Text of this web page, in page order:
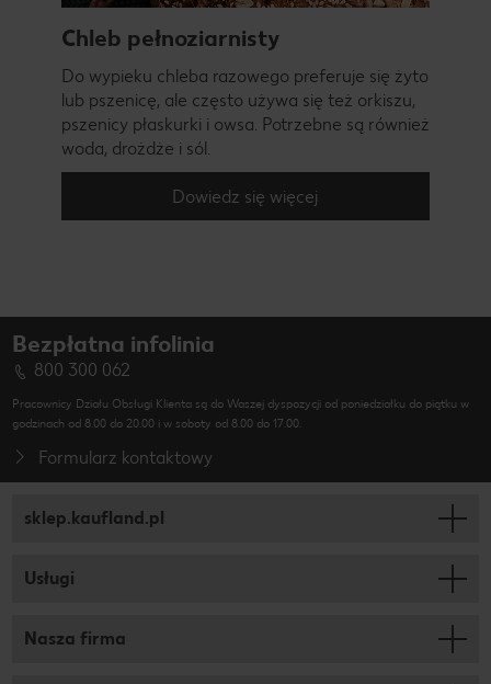
Chleb pełnoziarnisty
Do wypieku chleba razowego preferuje się żyto
lub pszenicę, ale często używa się też orkiszu,
pszenicy płaskurki i owsa. Potrzebne są również
woda, drożdże i sól.
Dowiedz się więcej
Bezpłatna infolinia
800 300 062
Pracownicy Działu Obsługi Klienta są do Waszej dyspozycji od poniedziałku do piątku w
godzinach od 8.00 do 20.00 i w soboty od 8.00 do 17.00.
Formularz kontaktowy
sklep.kaufland.pl
Usługi
Nasza firma